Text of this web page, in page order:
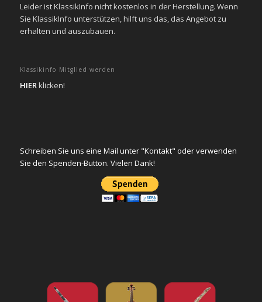
Leider ist KlassikInfo nicht kostenlos in der Herstellung. Wenn
Sie KlassikInfo unterstützen, hilft uns das, das Angebot zu
erhalten und auszubauen.
Klassikinfo Mitglied werden
HIERklicken!
Schreiben Sie uns eine Mail unter "Kontakt" oder verwenden
Sie den Spenden-Button. Vielen Dank!